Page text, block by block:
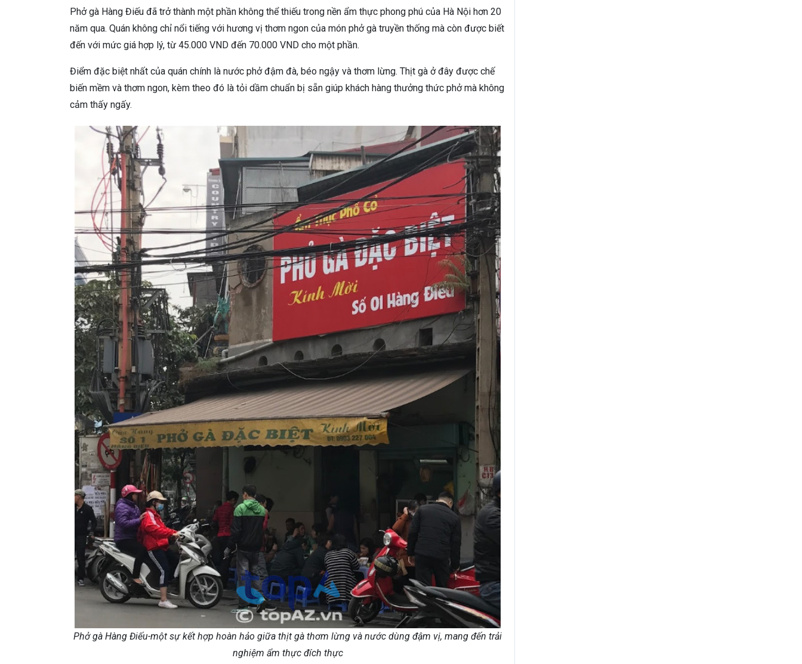
Phở gà Hàng Điếu đã trở thành một phần không thể thiếu trong nền ẩm thực phong phú của Hà Nội hơn 20
năm qua. Quán không chỉ nổi tiếng với hương vị thơm ngon của món phở gà truyền thống mà còn được biết
đến với mức giá hợp lý, từ 45.000 VND đến 70.000 VND cho một phần.
Điểm đặc biệt nhất của quán chính là nước phở đậm đà, béo ngậy và thơm lừng. Thịt gà ở đây được chế
biến mềm và thơm ngon, kèm theo đó là tỏi dầm chuẩn bị sẵn giúp khách hàng thưởng thức phở mà không
cảm thấy ngấy.
Phở gà Hàng Điếu-một sự kết hợp hoàn hảo giữa thịt gà thơm lừng và nước dùng đậm vị, mang đến trải
nghiệm ẩm thực đích thực